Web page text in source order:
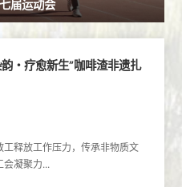
届运动会
释放工作压力，传承非物质文
会凝聚力...